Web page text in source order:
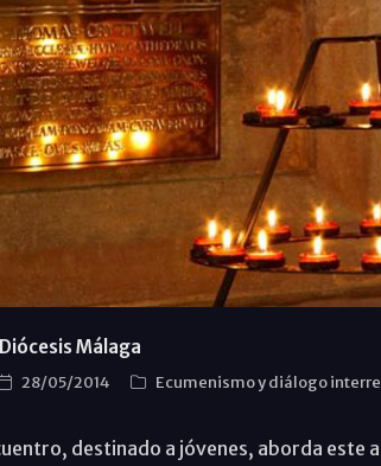
Diócesis Málaga
28/05/2014 Ecumenismo y diálogo
destinado a jóvenes, aborda este